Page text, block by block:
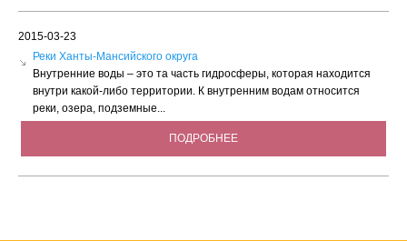
2015-03-23
Реки Ханты-Мансийского округа
Внутренние воды – это та часть гидросферы, которая находится
внутри какой-либо территории. К внутренним водам относится
реки, озера, подземные...
ПОДРОБНЕЕ